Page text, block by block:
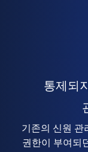
통제되
기존의 신원 관
권한이 부여되